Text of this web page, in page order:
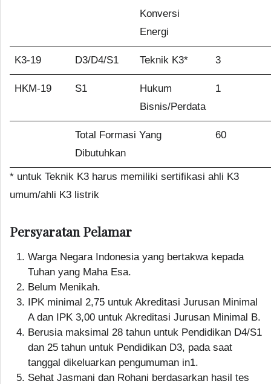
Konversi
Energi
K3-19 D3/D4/S1 Teknik K3* 3
HKM-19 S1
Hukum
Bisnis/Perdata
1
Total Formasi Yang
Dibutuhkan
60
* untuk Teknik K3 harus memiliki sertifikasi ahli K3
umum/ahli K3 listrik
Persyaratan Pelamar
Warga Negara Indonesia yang bertakwa kepada
Tuhan yang Maha Esa.
Belum Menikah.
IPK minimal 2,75 untuk Akreditasi Jurusan Minimal
A dan IPK 3,00 untuk Akreditasi Jurusan Minimal B.
Berusia maksimal 28 tahun untuk Pendidikan D4/S1
dan 25 tahun untuk Pendidikan D3, pada saat
tanggal dikeluarkan pengumuman in1.
Sehat Jasmani dan Rohani berdasarkan hasil tes